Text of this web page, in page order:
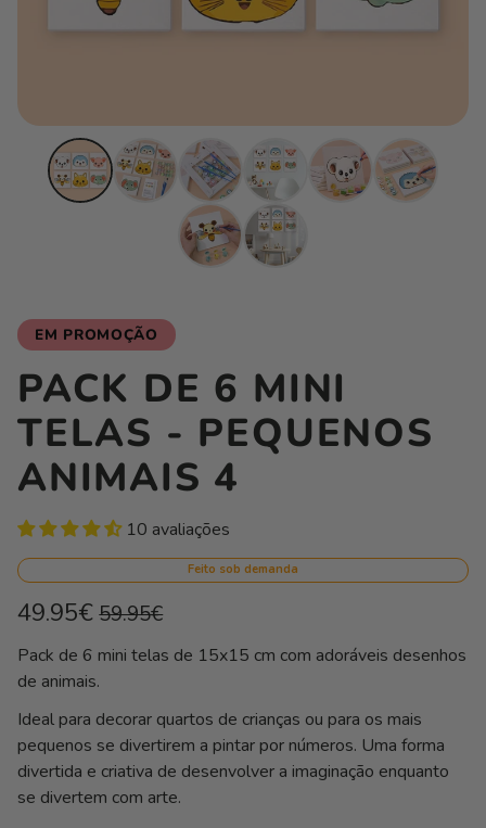
EM PROMOÇÃO
PACK DE 6 MINI
TELAS - PEQUENOS
ANIMAIS 4
10 avaliações
Feito sob demanda
Preço
49.95€
Preço
saldo
59.95€
unitário
por
Pack de 6 mini telas de 15x15 cm com adoráveis desenhos
de animais.
Ideal para decorar quartos de crianças ou para os mais
pequenos se divertirem a pintar por números. Uma forma
divertida e criativa de desenvolver a imaginação enquanto
se divertem com arte.